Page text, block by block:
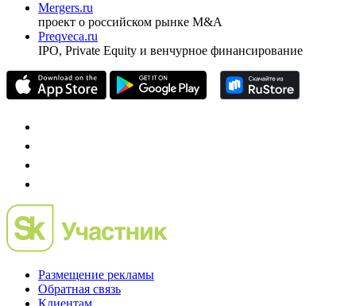
Investfunds
универсальный ресурс по фондовому рынку для
частного инвестора России
проект о российском рынке M&A
Preqveca.ru